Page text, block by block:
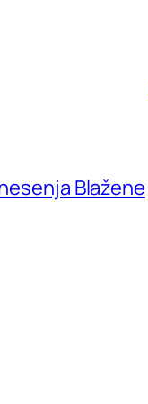
Blažene